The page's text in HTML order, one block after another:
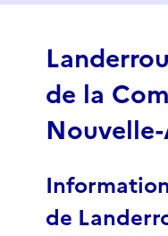
f
de la
de